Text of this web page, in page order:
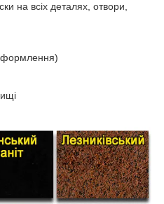
на всіх деталях, отвори,